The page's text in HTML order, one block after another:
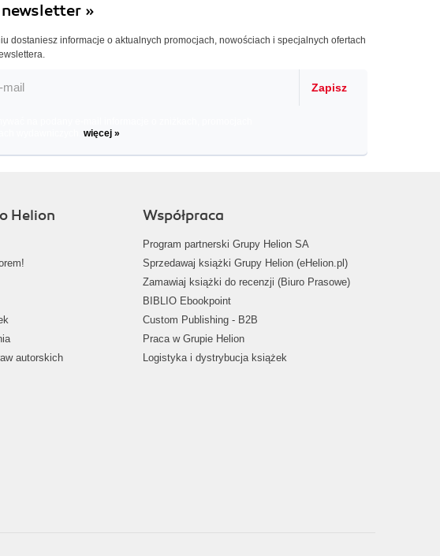
»
dostaniesz informacje o aktualnych promocjach, nowościach i specjalnych ofertach
Zapisz
więcej »
Helion
autorskich
Współpraca
Program partnerski Grupy Helion SA
Sprzedawaj książki Grupy Helion (eHelion.pl)
Zamawiaj książki do recenzji (Biuro Prasowe)
BIBLIO Ebookpoint
Custom Publishing - B2B
Praca w Grupie Helion
Logistyka i dystrybucja książek